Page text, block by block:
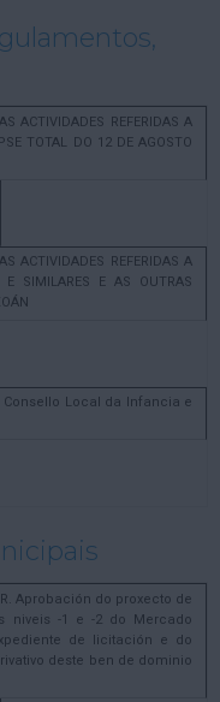
ACTIVIDADES REFERIDAS A
TOTAL DO 12 DE AGOSTO
ACTIVIDADES REFERIDAS A
E SIMILARES E AS OUTRAS
Local da Infancia e
Aprobación do proxecto de
niveis -1 e -2 do Mercado
de licitación e do
deste ben de dominio